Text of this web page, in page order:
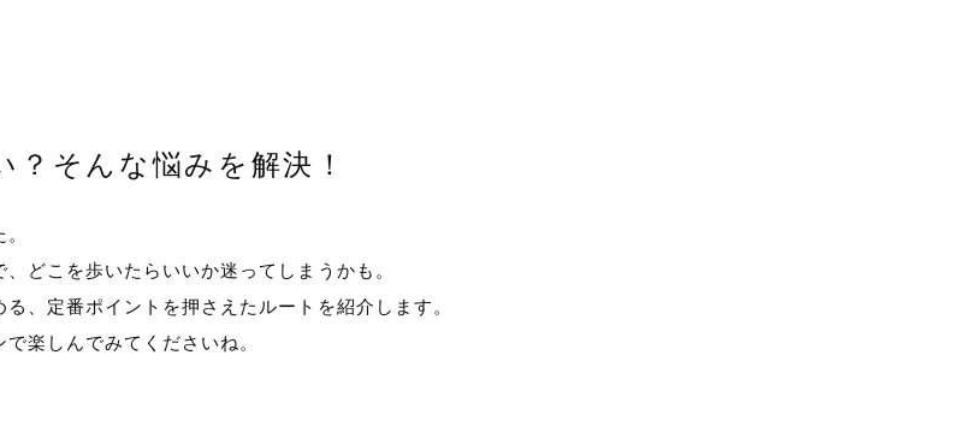
そんな悩みを解決！
どこを歩いたらいいか迷ってしまうかも。
、定番ポイントを押さえたルートを紹介します。
楽しんでみてくださいね。